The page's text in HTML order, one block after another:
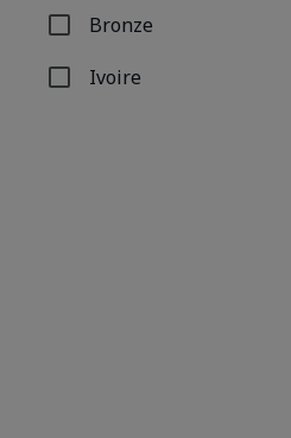
Bronze
Affiner par Famille de
Ivoire
Affiner par Famille de